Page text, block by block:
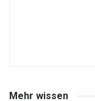
Mehr wissen